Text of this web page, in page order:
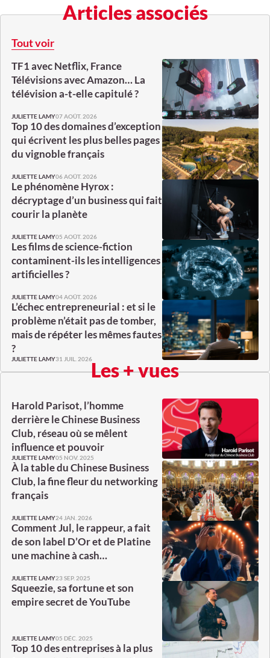
Articles associés
Tout voir
TF1 avec Netflix, France
Télévisions avec Amazon… La
télévision a-t-elle capitulé ?
JULIETTE LAMY07 AOÛT. 2026
Top 10 des domaines d’exception
qui écrivent les plus belles pages
du vignoble français
JULIETTE LAMY06 AOÛT. 2026
Le phénomène Hyrox :
décryptage d’un business qui fait
courir la planète
JULIETTE LAMY05 AOÛT. 2026
Les films de science-fiction
contaminent-ils les intelligences
artificielles ?
JULIETTE LAMY04 AOÛT. 2026
L’échec entrepreneurial : et si le
problème n’était pas de tomber,
mais de répéter les mêmes fautes
?
JULIETTE LAMY31 JUIL. 2026Les + vues
Harold Parisot, l’homme
derrière le Chinese Business
Club, réseau où se mêlent
influence et pouvoir
JULIETTE LAMY05 NOV. 2025
À la table du Chinese Business
Club, la fine fleur du networking
français
JULIETTE LAMY24 JAN. 2026
Comment Jul, le rappeur, a fait
de son label D’Or et de Platine
une machine à cash…
JULIETTE LAMY23 SEP. 2025
Squeezie, sa fortune et son
empire secret de YouTube
JULIETTE LAMY05 DÉC. 2025
Top 10 des entreprises à la plus